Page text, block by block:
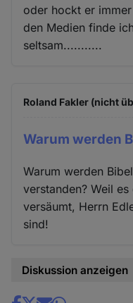
oder hockt er
den Medien finde
seltsam...........
Roland Fakler (nicht
Warum werden
Warum werden
verstanden? Weil
versäumt, Herrn
sind!
Diskussion anzeigen